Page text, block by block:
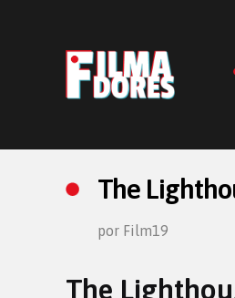
The
por Film19
The